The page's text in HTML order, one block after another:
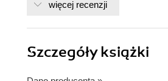
więcej recenzji
Szczegółyksiążki